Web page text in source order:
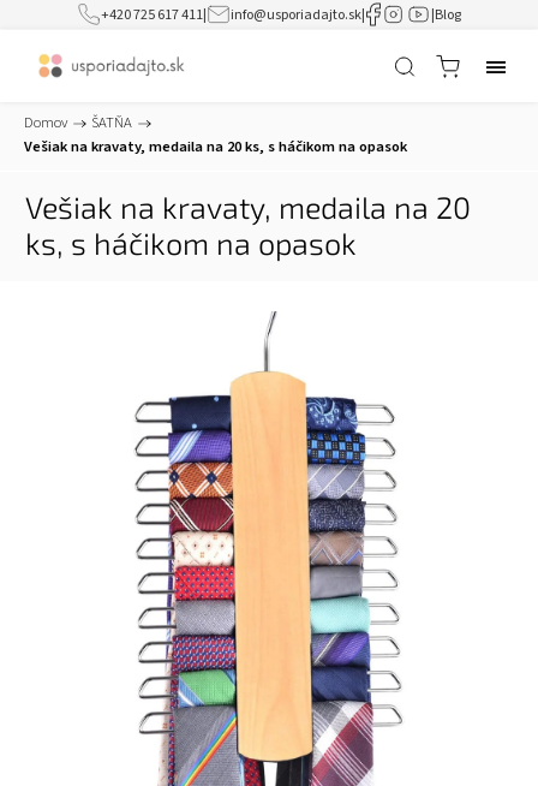
+420 725 617 411| info@usporiadajto.sk| |Blog
Domov / ŠATŇA /
Vešiak na kravaty, medaila na 20 ks, s háčikom na opasok
Vešiak na kravaty, medaila na 20
ks, s háčikom na opasok